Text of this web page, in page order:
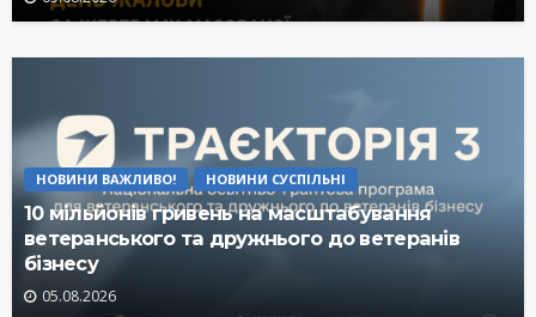
НОВИНИ ВАЖЛИВО! НОВИНИ СУСПІЛЬНІ
10 мільйонів гривень на масштабування
ветеранського та дружнього до ветеранів
бізнесу
05.08.2026